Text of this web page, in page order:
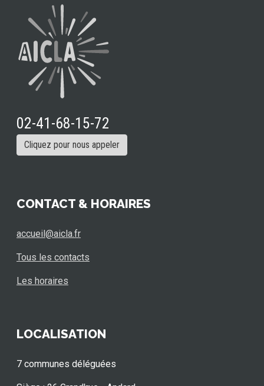
02-41-68-15-72
Cliquez pour nous appeler
CONTACT & HORAIRES
accueil@aicla.fr
Tous les contacts
Les horaires
LOCALISATION
7 communes déléguées